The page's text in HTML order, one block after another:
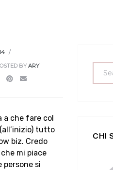
BY ARY
a che fare col
tutto
biz. Credo
mi piace
persone si
CHI